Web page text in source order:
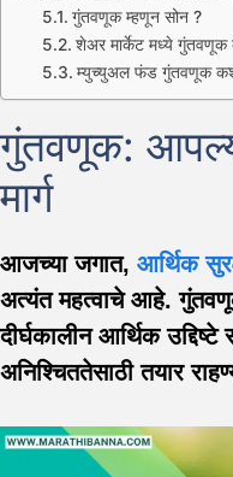
गुंतवणूक म्हणून सोन ?
शेअर मार्केट मध्ये गुंतवणूक
म्युच्युअल फंड गुंतवणूक
गुंतवणूक:
मार्ग
आजच्या जगात, आर्थिक
अत्यंत महत्वाचे आहे.
दीर्घकालीन आर्थिक
अनिश्चिततेसाठी तयार